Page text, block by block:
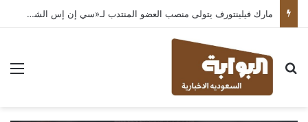
مارك فيلينتورف يتولى منصب العضو المنتدب لـ«سي إن إس الشرق الأوسط» ويشرف على شركات قطاع التكنولوجيا ضمن مجموعة غباش
بحث عن